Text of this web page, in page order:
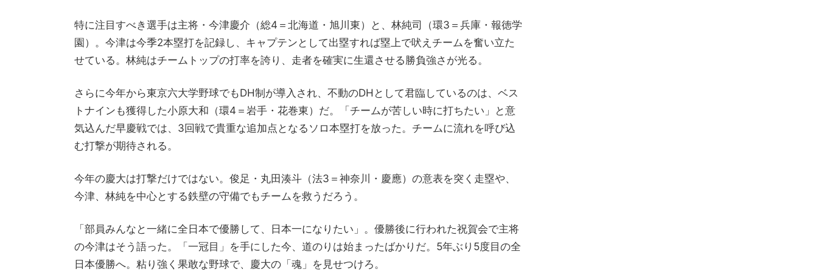
特に注目すべき選手は主将・今津慶介（総4＝北海道・旭川東）と、林純司（環3＝兵庫・報徳学
園）。今津は今季2本塁打を記録し、キャプテンとして出塁すれば塁上で吠えチームを奮い立た
せている。林純はチームトップの打率を誇り、走者を確実に生還させる勝負強さが光る。
さらに今年から東京六大学野球でもDH制が導入され、不動のDHとして君臨しているのは、ベス
トナインも獲得した小原大和（環4＝岩手・花巻東）だ。「チームが苦しい時に打ちたい」と意
気込んだ早慶戦では、3回戦で貴重な追加点となるソロ本塁打を放った。チームに流れを呼び込
む打撃が期待される。
今年の慶大は打撃だけではない。俊足・丸田湊斗（法3＝神奈川・慶應）の意表を突く走塁や、
今津、林純を中心とする鉄壁の守備でもチームを救うだろう。
「部員みんなと一緒に全日本で優勝して、日本一になりたい」。優勝後に行われた祝賀会で主将
の今津はそう語った。「一冠目」を手にした今、道のりは始まったばかりだ。5年ぶり5度目の全
日本優勝へ。粘り強く果敢な野球で、慶大の「魂」を見せつけろ。